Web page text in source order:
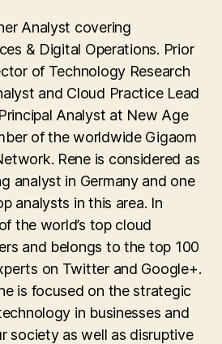
Analyst covering
& Digital Operations. Prior
of Technology Research
and Cloud Practice Lead
Analyst at New Age
of the worldwide Gigaom
Rene is considered as
analyst in Germany and one
analysts in this area. In
the world’s top cloud
and belongs to the top 100
on Twitter and Google+.
is focused on the strategic
in businesses and
society as well as disruptive